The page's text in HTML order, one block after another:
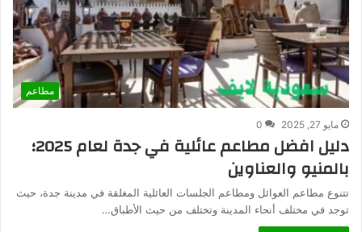
مطاعم
مايو 27, 2025 0
دليل افضل مطاعم عائلية في جدة لعام 2025؛
بالمنيو والعناوين
تتنوع مطاعم العوائل ومطاعم الجلسات العائلية المغلقة في مدينة جدة، حيث
توجد في مختلف أنحاء المدينة وتختلف من حيث الأطباق…